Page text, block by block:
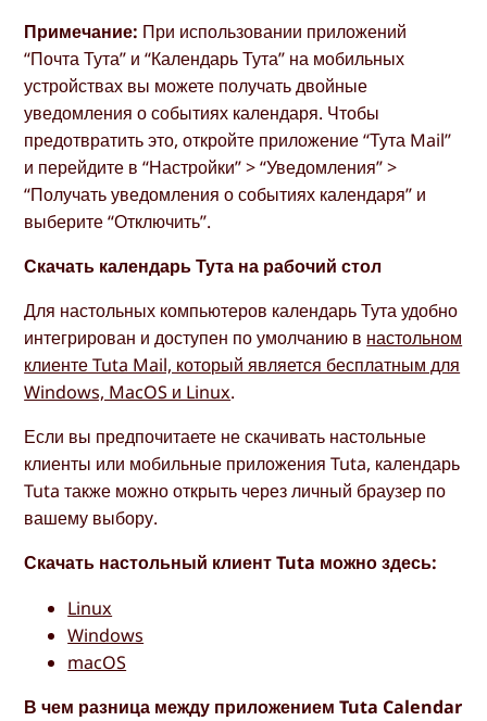
Примечание: При использовании приложений
“Почта Тута” и “Календарь Тута” на мобильных
устройствах вы можете получать двойные
уведомления о событиях календаря. Чтобы
предотвратить это, откройте приложение “Тута Mail”
и перейдите в “Настройки” > “Уведомления” >
“Получать уведомления о событиях календаря” и
выберите “Отключить”.
Скачать календарь Тута на рабочий стол
Для настольных компьютеров календарь Тута удобно
интегрирован и доступен по умолчанию в настольном
клиенте Tuta Mail, который является бесплатным для
Windows, MacOS и Linux.
Если вы предпочитаете не скачивать настольные
клиенты или мобильные приложения Tuta, календарь
Tuta также можно открыть через личный браузер по
вашему выбору.
Скачать настольный клиент Tuta можно здесь:
Linux
Windows
macOS
В чем разница между приложением Tuta Calendar